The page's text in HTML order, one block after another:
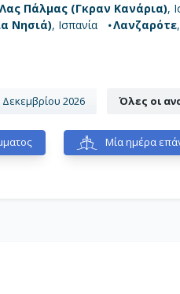
Λας Πάλμας (Γκραν Κανάρια),
Νησιά), Ισπανία Λανζαρότε
Δεκεμβρίου 2026 Όλες οι
Μία ημέρα